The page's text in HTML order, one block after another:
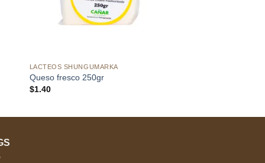
LACTEOS SHUNGUMARKA
Queso fresco 250gr
$1.40